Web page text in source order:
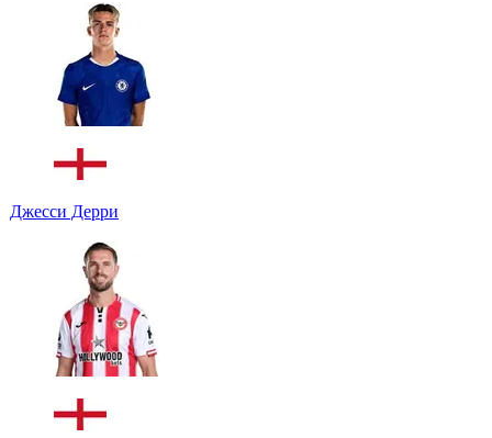
Джесси Дерри